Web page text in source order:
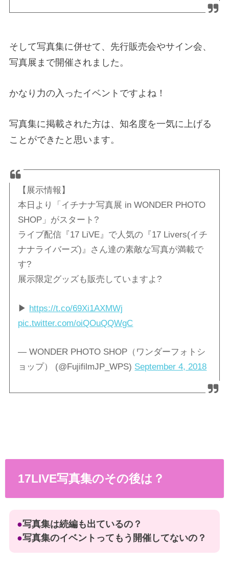
そして写真集に併せて、先行販売会やサイン会、
写真展まで開催されました。
かなり力の入ったイベントですよね！
写真集に掲載された方は、知名度を一気に上げる
ことができたと思います。
【展示情報】
本日より「イチナナ写真展 in WONDER PHOTO
SHOP」がスタート?
ライブ配信『17 LiVE』で人気の『17 Livers(イチ
ナナライバーズ)』さん達の素敵な写真が満載で
す?
展示限定グッズも販売していますよ?
▶︎ https://t.co/69Xi1AXMWj
pic.twitter.com/oiQOuQQWgC
— WONDER PHOTO SHOP（ワンダーフォトシ
ョップ） (@FujifilmJP_WPS) September 4, 2018
17LIVE写真集のその後は？
●写真集は続編も出ているの？
●写真集のイベントってもう開催してないの？